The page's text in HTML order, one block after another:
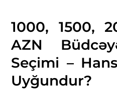
1000, 1500,
AZN
Seçimi –
Uyğundur?